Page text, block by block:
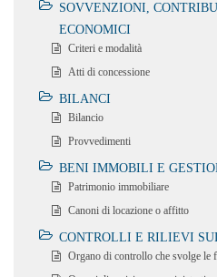
SOVVENZIONI,
ECONOMICI
Criteri e modalità
Atti di concessione
BILANCI
Bilancio
Provvedimenti
BENI IMMOBILI E
Patrimonio immobiliare
Canoni di locazione o affitto
CONTROLLI E RILIEVI
Organo di controllo che svolge